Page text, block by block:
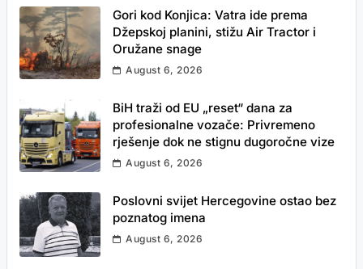
Gori kod Konjica: Vatra ide prema
Džepskoj planini, stižu Air Tractor i
Oružane snage
August 6, 2026
BiH traži od EU „reset“ dana za
profesionalne vozače: Privremeno
rješenje dok ne stignu dugoročne vize
August 6, 2026
Poslovni svijet Hercegovine ostao bez
poznatog imena
August 6, 2026